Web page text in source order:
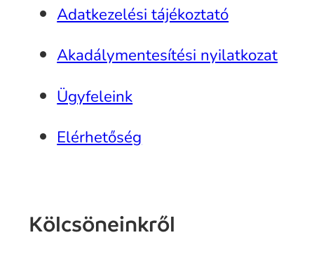
Adatkezelési tájékoztató
Akadálymentesítési nyilatkozat
Ügyfeleink
Elérhetőség
Kölcsöneinkről